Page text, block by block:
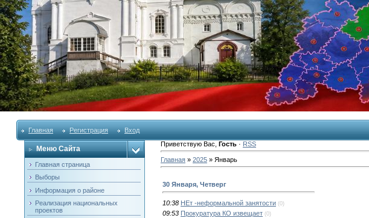
Главная Регистрация Вход
Меню Сайта
Главная страница
Выборы
Информация о районе
Реализация национальных
проектов
Приветствую Вас Гость· RSS
Главная» 2025 » Январь
30 Января, Четверг
10:38 НЕт -неформальной занятости (0)
09:53 Прокуратура КО извещает (0)